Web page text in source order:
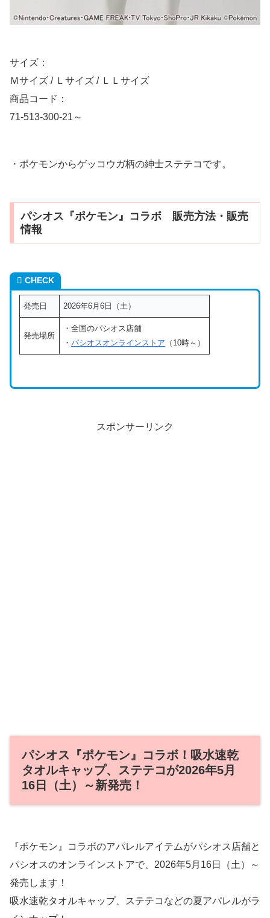
サイズ：
Ｍサイズ / Ｌサイズ / ＬＬサイズ
商品コード：
71-513-300-21～
・ポケモンからゲッコウガ柄の紳士ステテコです。
パシオス『ポケモン』コラボ 販売方法・販売
情報
CHECK
発売日 2026年6月6日（土）
発売場所
・全国のパシオス店舗
・パシオスオンラインストア （10時～）
スポンサーリンク
パシオス『ポケモン』コラボ！吸水速乾
タオルキャップ、ステテコが2026年5月
16日（土）～新発売！
『ポケモン』コラボのアパレルアイテムがパシオス店舗と
パシオスのオンラインストアで、2026年5月16日（土）～
発売します！
吸水速乾タオルキャップ、ステテコなどの夏アパレルがラ